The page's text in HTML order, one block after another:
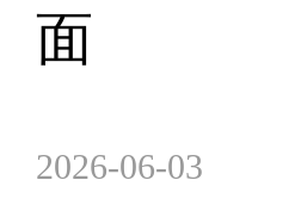
面
2026-06-03